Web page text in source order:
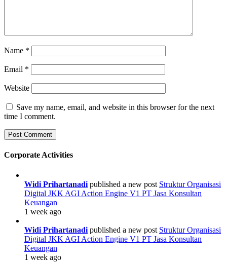
Name *
Email *
Website
Save my name, email, and website in this browser for the next
time I comment.
Corporate Activities
Widi Prihartanadi published a new post Struktur Organisasi
Digital JKK AGI Action Engine V1 PT Jasa Konsultan
Keuangan
1 week ago
Widi Prihartanadi published a new post Struktur Organisasi
Digital JKK AGI Action Engine V1 PT Jasa Konsultan
Keuangan
1 week ago